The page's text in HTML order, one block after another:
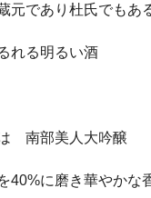
元であり杜氏でもあ
れる明るい酒
南部美人大吟醸
40%に磨き華やかな